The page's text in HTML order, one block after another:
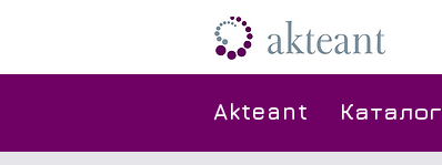
Akteant Каталог